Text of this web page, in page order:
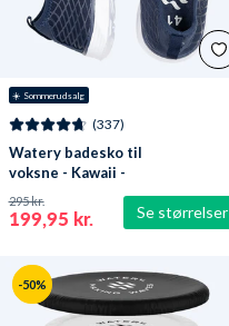
☀️ Sommerudsalg
Se størrelser
(337)
Watery badesko til
voksne - Kawaii -
Mørkeblå
199,95 kr.
295 kr.
-50%